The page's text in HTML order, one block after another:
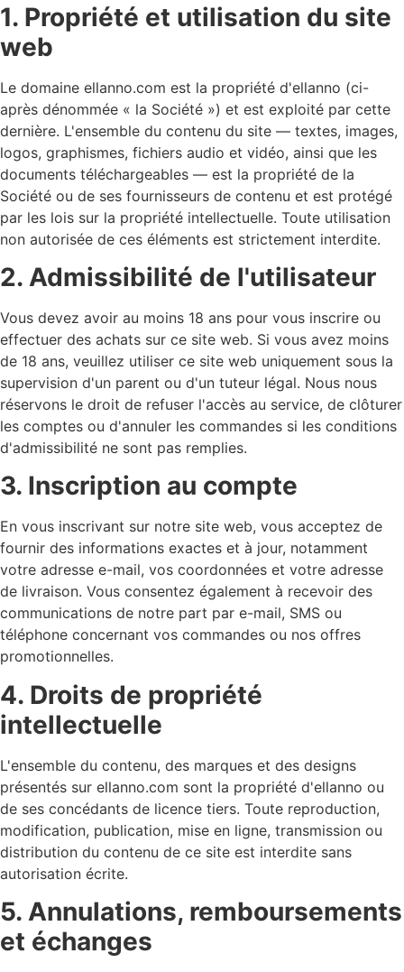
1. Propriété et utilisation du site
web
Le domaine ellanno.com est la propriété d'ellanno (ci-
après dénommée « la Société ») et est exploité par cette
dernière. L'ensemble du contenu du site — textes, images,
logos, graphismes, fichiers audio et vidéo, ainsi que les
documents téléchargeables — est la propriété de la
Société ou de ses fournisseurs de contenu et est protégé
par les lois sur la propriété intellectuelle. Toute utilisation
non autorisée de ces éléments est strictement interdite.
2. Admissibilité de l'utilisateur
Vous devez avoir au moins 18 ans pour vous inscrire ou
effectuer des achats sur ce site web. Si vous avez moins
de 18 ans, veuillez utiliser ce site web uniquement sous la
supervision d'un parent ou d'un tuteur légal. Nous nous
réservons le droit de refuser l'accès au service, de clôturer
les comptes ou d'annuler les commandes si les conditions
d'admissibilité ne sont pas remplies.
3. Inscription au compte
En vous inscrivant sur notre site web, vous acceptez de
fournir des informations exactes et à jour, notamment
votre adresse e-mail, vos coordonnées et votre adresse
de livraison. Vous consentez également à recevoir des
communications de notre part par e-mail, SMS ou
téléphone concernant vos commandes ou nos offres
promotionnelles.
4. Droits de propriété
intellectuelle
L'ensemble du contenu, des marques et des designs
présentés sur ellanno.com sont la propriété d'ellanno ou
de ses concédants de licence tiers. Toute reproduction,
modification, publication, mise en ligne, transmission ou
distribution du contenu de ce site est interdite sans
autorisation écrite.
5. Annulations, remboursements
et échanges